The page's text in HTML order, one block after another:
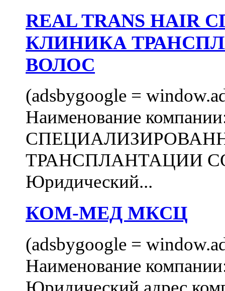
REAL TRANS
КЛИНИКА
ВОЛОС
(adsbygoogle =
Наименование
ТРАНСПЛАНТАЦИИ
Юридический...
КОМ-МЕД МКСЦ
(adsbygoogle =
Наименование